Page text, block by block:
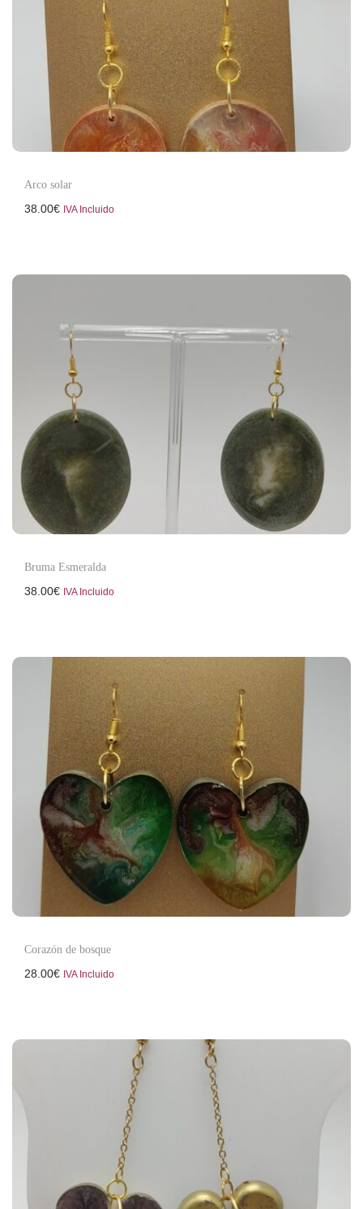
i
ó
n
o
Arco solar
38.00€ IVA Incluido
Bruma Esmeralda
38.00€ IVA Incluido
Corazón de bosque
28.00€ IVA Incluido